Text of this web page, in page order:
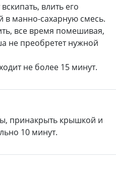
влить его
в манно-сахарную смесь.
все время помешивая,
не преобретет нужной
не более 15 минут.
принакрыть крышкой и
10 минут.